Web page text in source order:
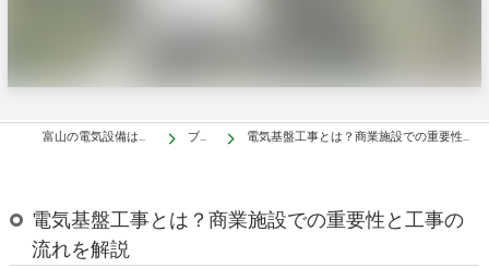
富山の電気設備はトミデンキ ブログ 電気基盤工事とは？商業施設での重要性と工事の流れを解説
電気基盤工事とは？商業施設での重要性と工事の
流れを解説